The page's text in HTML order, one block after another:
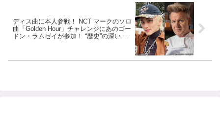
ディス曲に本人参戦！ NCT マークのソロ
曲「Golden Hour」チャレンジにあのゴー
ドン・ラムゼイが参加！ “歴史”の深い２